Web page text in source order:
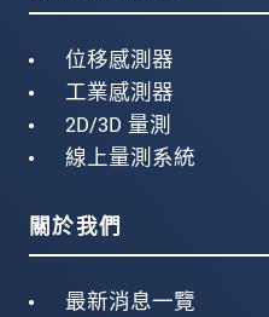
位移感測器
工業感測器
2D/3D 量測
線上量測系統
關於我們
最新消息一覽